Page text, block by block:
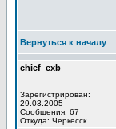
Вернуться к началу
chief_exb
Зарегистрирован:
29.03.2005
Сообщения: 67
Откуда: Черкесск